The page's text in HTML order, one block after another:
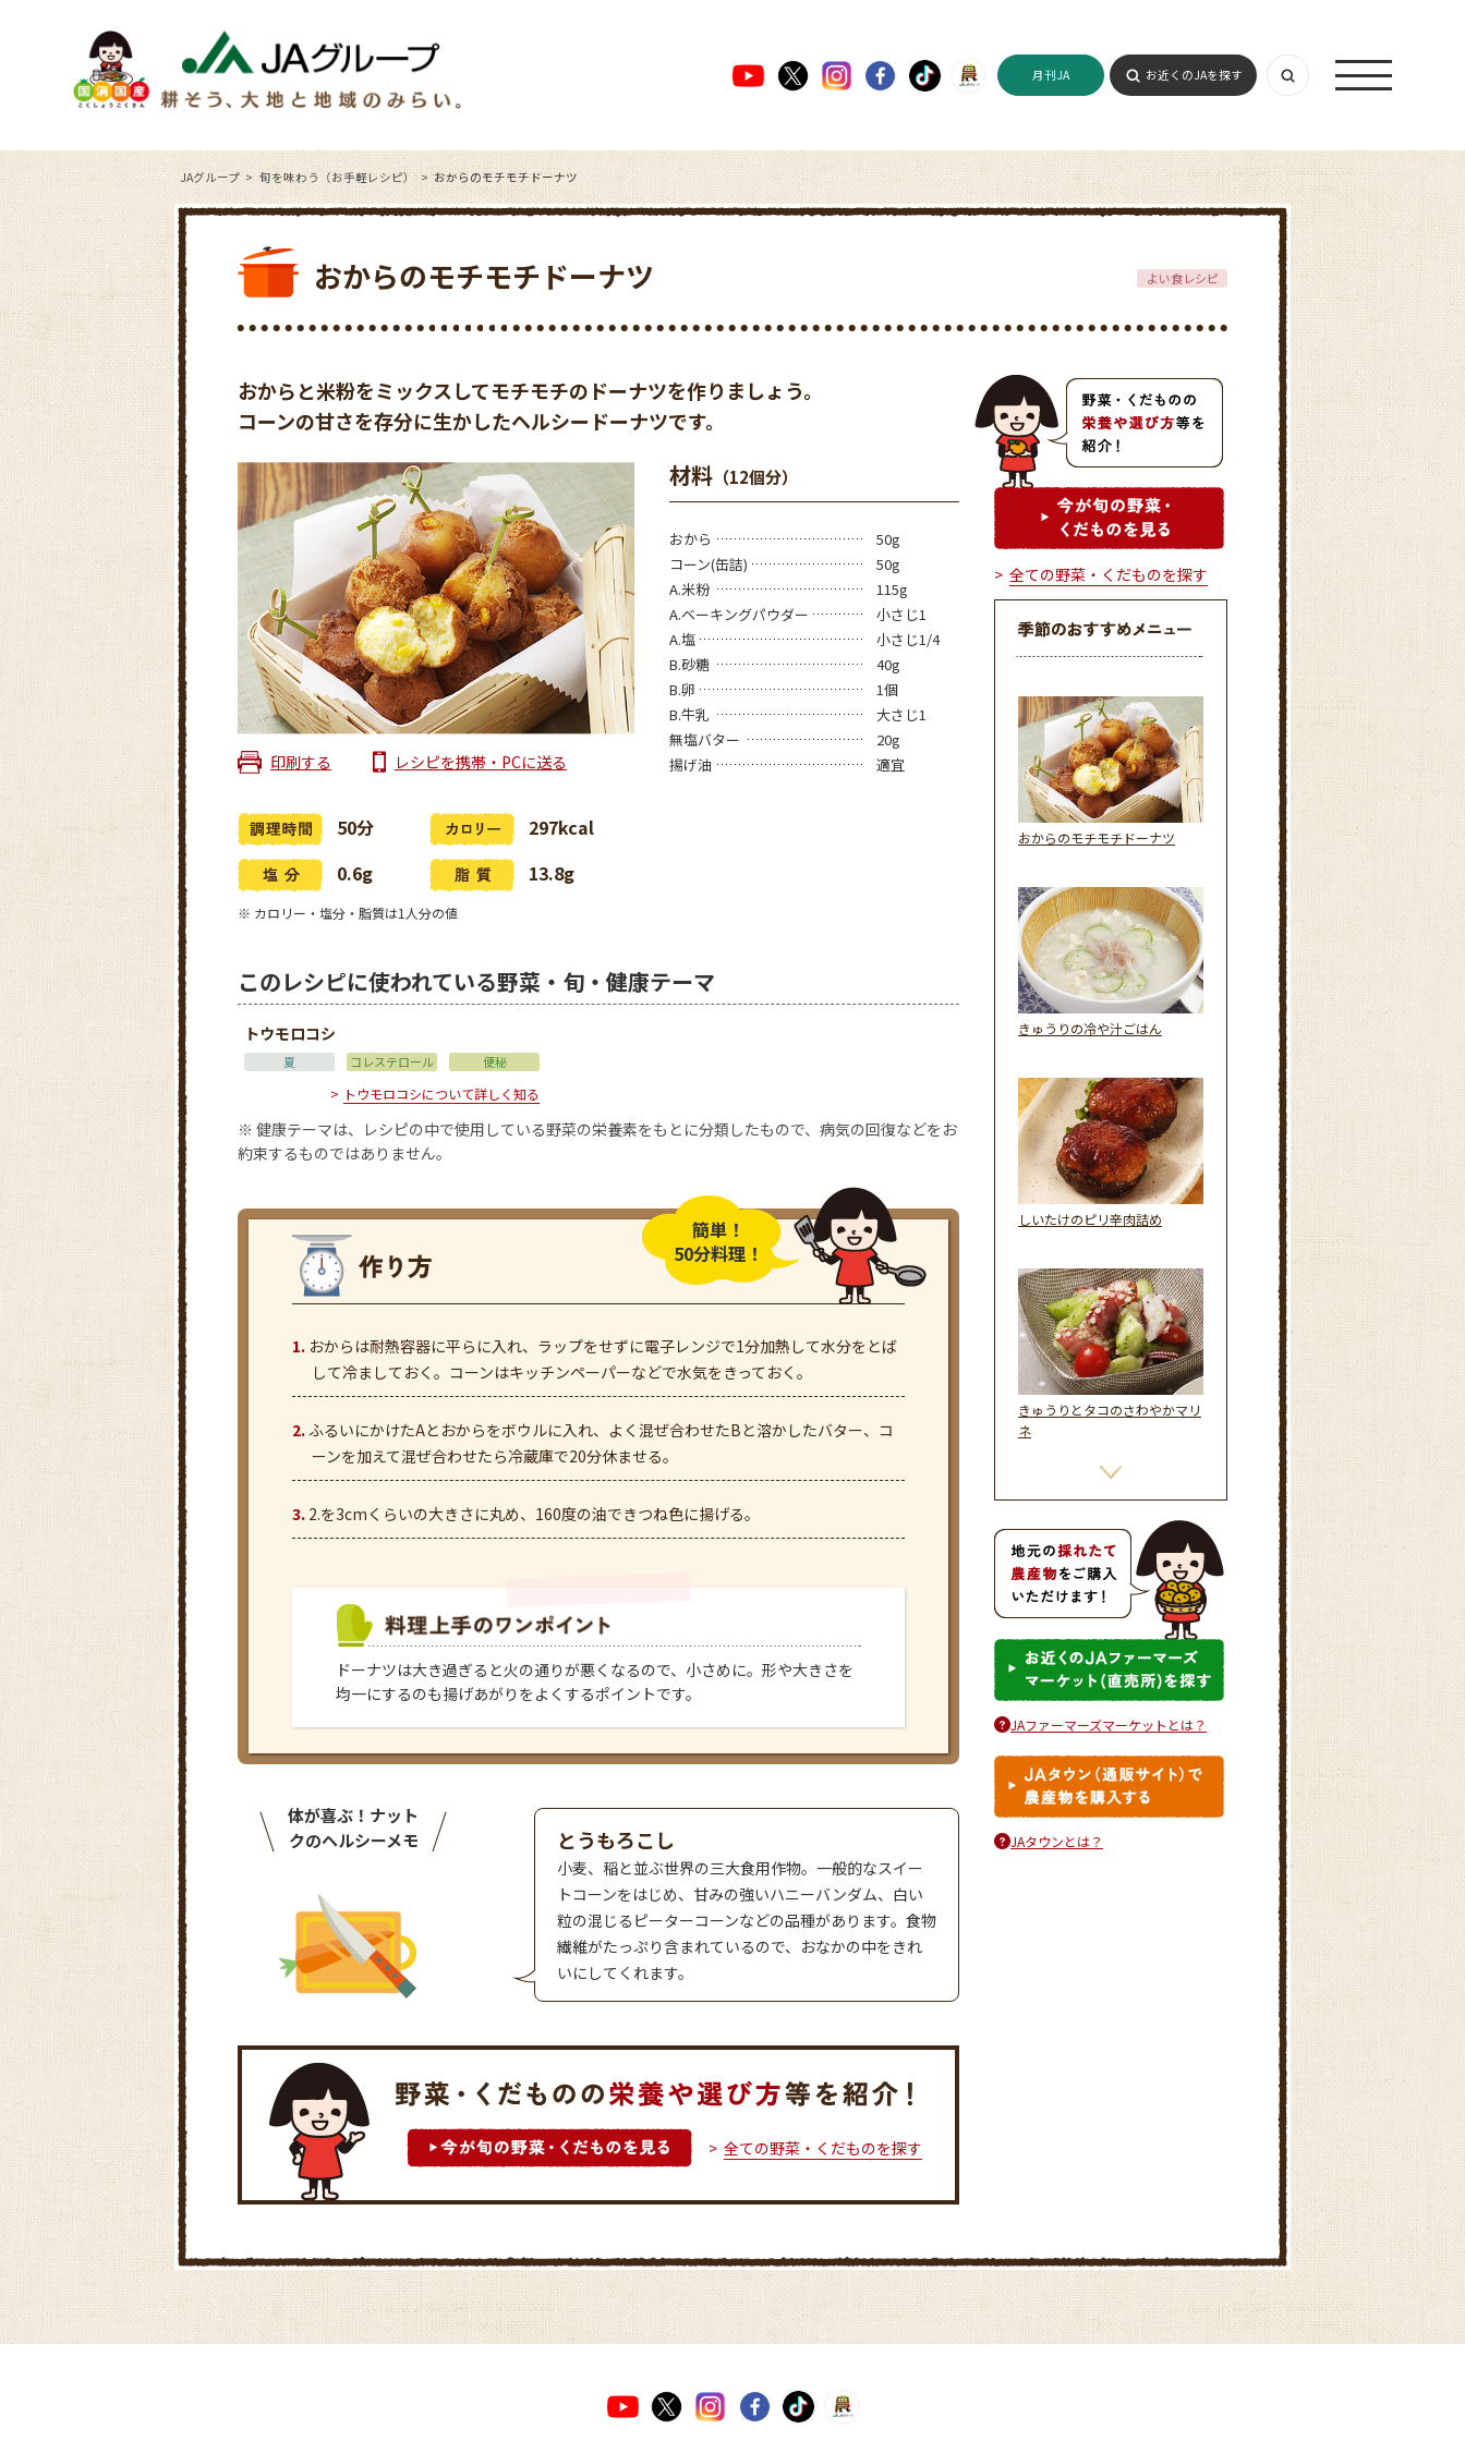
月刊JA お近くのJAを探す
JAグループ 旬を味わう（お手軽レシピ） おからのモチモチドーナツ
おからのモチモチドーナツ よい食レシピ
おからと米粉をミックスしてモチモチのドーナツを作りましょう。
コーンの甘さを存分に生かしたヘルシードーナツです。
印刷する レシピを携帯・PCに送る
50分
297kcal
0.6g
13.8g
※ カロリー・塩分・脂質は1人分の値
材料 （12個分）
おから
50g
コーン(缶詰)
50g
A.米粉
115g
A.ベーキングパウダー
小さじ1
A.塩
小さじ1/4
B.砂糖
40g
B.卵
1個
B.牛乳
大さじ1
無塩バター
20g
揚げ油
適宜
このレシピに使われている野菜・旬・健康テーマ
トウモロコシ
夏 コレステロール 便秘
トウモロコシについて詳しく知る
※ 健康テーマは、レシピの中で使用している野菜の栄養素をもとに分類したもので、病気の回復などをお
約束するものではありません。
簡単！
50分料理！
おからは耐熱容器に平らに入れ、ラップをせずに電子レンジで1分加熱して水分をとば
して冷ましておく。コーンはキッチンペーパーなどで水気をきっておく。
ふるいにかけたAとおからをボウルに入れ、よく混ぜ合わせたBと溶かしたバター、コ
ーンを加えて混ぜ合わせたら冷蔵庫で20分休ませる。
2.を3cmくらいの大きさに丸め、160度の油できつね色に揚げる。
ドーナツは大き過ぎると火の通りが悪くなるので、小さめに。形や大きさを
均一にするのも揚げあがりをよくするポイントです。
体が喜ぶ！ナット
クのヘルシーメモ
とうもろこし
小麦、稲と並ぶ世界の三大食用作物。一般的なスイー
トコーンをはじめ、甘みの強いハニーバンダム、白い
粒の混じるピーターコーンなどの品種があります。食物
繊維がたっぷり含まれているので、おなかの中をきれ
いにしてくれます。
全ての野菜・くだものを探す
全ての野菜・くだものを探す
おからのモチモチドーナツ
きゅうりの冷や汁ごはん
しいたけのピリ辛肉詰め
きゅうりとタコのさわやかマリ
ネ
きゃべつとひき肉の重ね煮
きゃべつ饅頭ごま風味
JAファーマーズマーケットとは？
JAタウンとは？